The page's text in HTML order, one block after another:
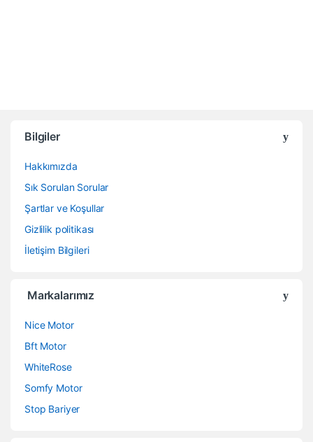
Bilgiler
Hakkımızda
Sık Sorulan Sorular
Şartlar ve Koşullar
Gizlilik politikası
İletişim Bilgileri
Markalarımız
Nice Motor
Bft Motor
WhiteRose
Somfy Motor
Stop Bariyer